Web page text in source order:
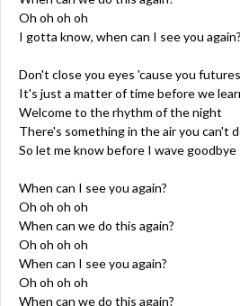
Oh oh oh oh
I gotta know, when can I see you again?
Don't close you eyes 'cause you
It's just a matter of time before we
Welcome to the rhythm of the night
There's something in the air you can't
So let me know before I wave goodbye
When can I see you again?
Oh oh oh oh
When can we do this again?
Oh oh oh oh
When can I see you again?
Oh oh oh oh
When can we do this again?